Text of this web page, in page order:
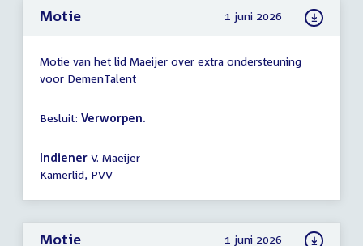
Motie 1 juni 2026
Motie van het lid Maeijer over extra ondersteuning
voor DemenTalent
Besluit: Verworpen.
Indiener V. Maeijer
Kamerlid, PVV
Motie 1 juni 2026